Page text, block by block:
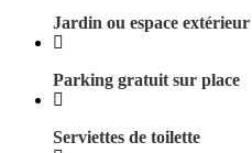
Jardin ou espace extérieur
Parking gratuit sur place
Serviettes de toilette